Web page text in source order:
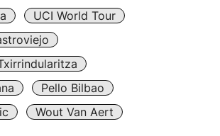
UCI World Tour
Pello Bilbao
Wout Van Aert